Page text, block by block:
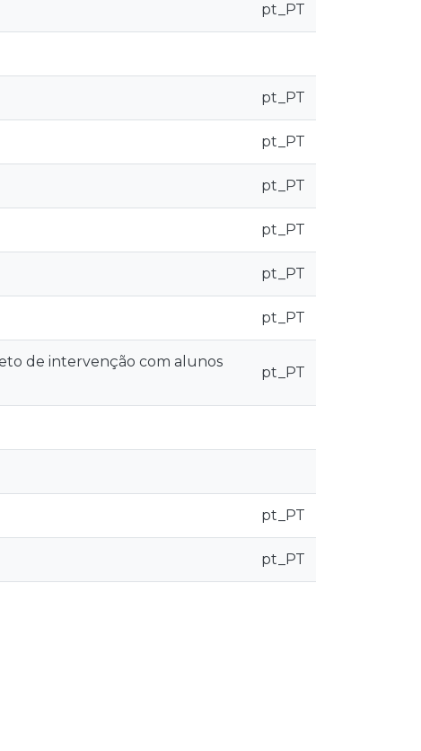
pt_PT
pt_PT
pt_PT
pt_PT
pt_PT
pt_PT
pt_PT
de intervenção com alunos
pt_PT
pt_PT
pt_PT